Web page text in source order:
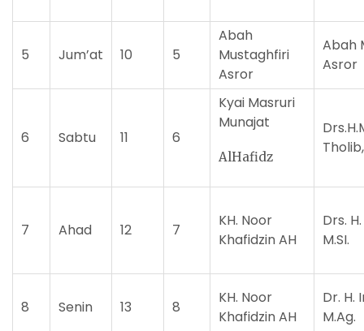
5 Jum’at 10 5
Abah
Mustaghfiri
Asror
Abah
Asror
6 Sabtu 11 6
Kyai Masruri
Munajat
AlHafidz
7 Ahad 12 7
KH. Noor
Khafidzin AH
Drs.
M.SI.
8 Senin 13 8
KH. Noor
Khafidzin AH
Dr. H.
M.Ag.